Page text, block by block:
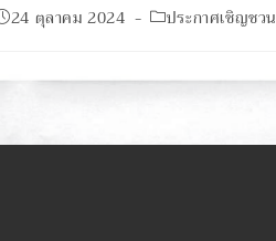
published:
24 ตุลาคม 2024 Postประกาศเชิญชวน